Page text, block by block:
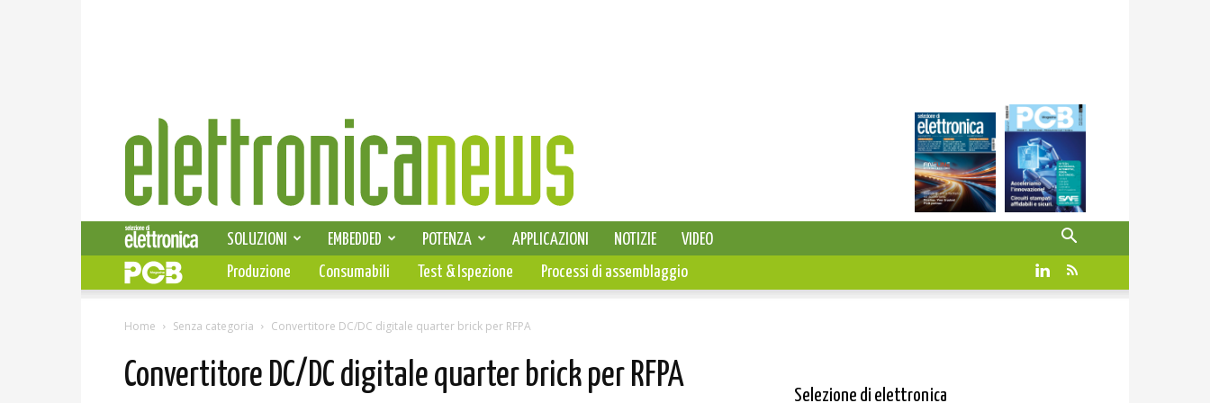
Elettronica
News
SELEZIONE DI ELETTRONICA
SOLUZIONI EMBEDDED POTENZA APPLICAZIONI NOTIZIE
VIDEO
PCB
Produzione Consumabili Test & Ispezione Processi di assemblaggio
Home Senza categoria Convertitore DC/DC digitale quarter brick per RFPA
Convertitore DC/DC digitale quarter brick per RFPA
Selezione di elettronica